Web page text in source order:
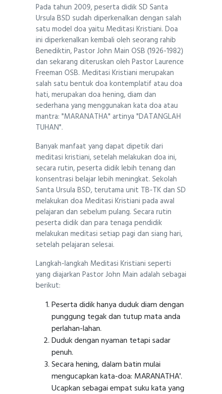
Pada tahun 2009, peserta didik SD Santa
Ursula BSD sudah diperkenalkan dengan salah
satu model doa yaitu Meditasi Kristiani. Doa
ini diperkenalkan kembali oleh seorang rahib
Benediktin, Pastor John Main OSB (1926-1982)
dan sekarang diteruskan oleh Pastor Laurence
Freeman OSB. Meditasi Kristiani merupakan
salah satu bentuk doa kontemplatif atau doa
hati, merupakan doa hening, diam dan
sederhana yang menggunakan kata doa atau
mantra: "MARANATHA" artinya "DATANGLAH
TUHAN".
Banyak manfaat yang dapat dipetik dari
meditasi kristiani, setelah melakukan doa ini,
secara rutin, peserta didik lebih tenang dan
konsentrasi belajar lebih meningkat. Sekolah
Santa Ursula BSD, terutama unit TB-TK dan SD
melakukan doa Meditasi Kristiani pada awal
pelajaran dan sebelum pulang. Secara rutin
peserta didik dan para tenaga pendidik
melakukan meditasi setiap pagi dan siang hari,
setelah pelajaran selesai.
Langkah-langkah Meditasi Kristiani seperti
yang diajarkan Pastor John Main adalah sebagai
berikut:
Peserta didik hanya duduk diam dengan
punggung tegak dan tutup mata anda
perlahan-lahan.
Duduk dengan nyaman tetapi sadar
penuh.
Secara hening, dalam batin mulai
mengucapkan kata-doa: MARANATHA'.
Ucapkan sebagai empat suku kata yang